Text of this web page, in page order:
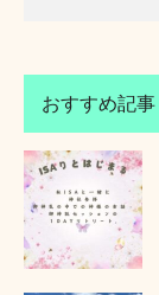
おすすめ記事